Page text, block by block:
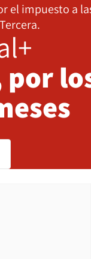
el impuesto a
por